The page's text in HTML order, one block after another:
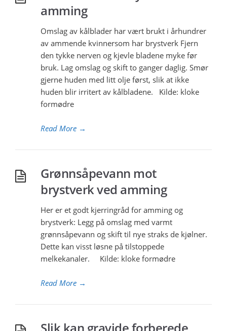
amming
Omslag av kålblader har vært brukt i århundrer
av ammende kvinnersom har brystverk Fjern
den tykke nerven og kjevle bladene myke før
bruk. Lag omslag og skift to ganger daglig. Smør
gjerne huden med litt olje først, slik at ikke
huden blir irritert av kålbladene. Kilde: kloke
formødre
Read More →
Grønnsåpevann mot
brystverk ved amming
Her er et godt kjerringråd for amming og
brystverk: Legg på omslag med varmt
grønnsåpevann og skift til nye straks de kjølner.
Dette kan visst løsne på tilstoppede
melkekanaler. Kilde: kloke formødre
Read More →